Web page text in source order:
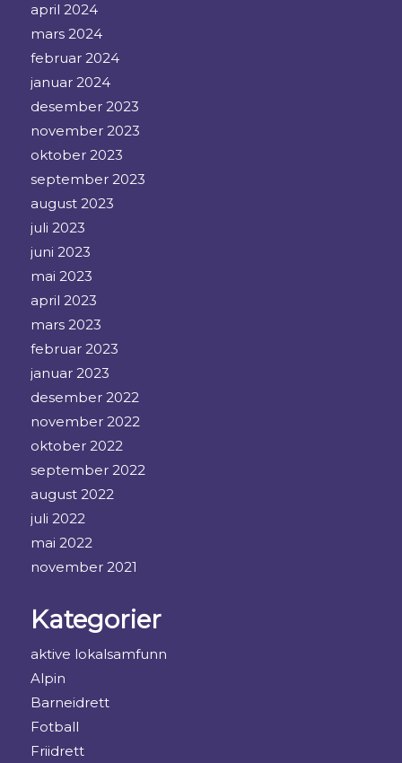
april 2024
mars 2024
februar 2024
januar 2024
desember 2023
november 2023
oktober 2023
september 2023
august 2023
juli 2023
juni 2023
mai 2023
april 2023
mars 2023
februar 2023
januar 2023
desember 2022
november 2022
oktober 2022
september 2022
august 2022
juli 2022
mai 2022
november 2021
Kategorier
aktive lokalsamfunn
Alpin
Barneidrett
Fotball
Friidrett